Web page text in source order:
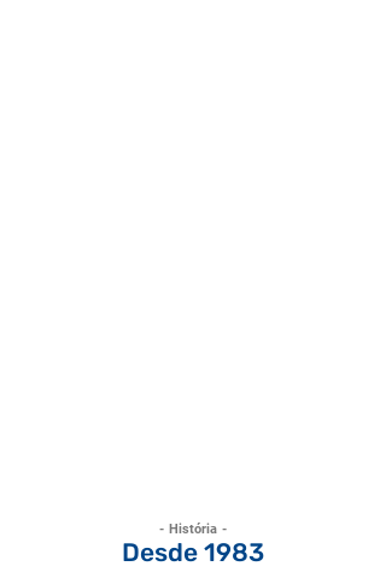
- História -
Desde 1983